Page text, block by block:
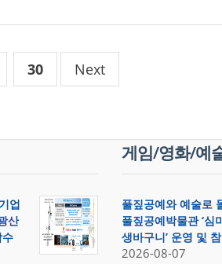
30 Next
업
산
게임/영화/예
풀짚공예와 예술로
풀짚공예박물관 ‘심
생바구니’ 운영 및
2026-08-07